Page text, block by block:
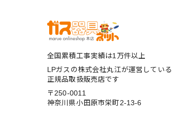
全国累積工事実績は1万件以上
LPガスの株式会社丸江が運営している
正規品取扱販売店です
〒250-0011
神奈川県小田原市栄町2-13-6